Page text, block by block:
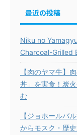
最近の投稿
Niku no
Charcoal-Grilled
【肉のヤマ牛】
丼」を実食！炭
む
【ジョホールバ
からモスク・歴